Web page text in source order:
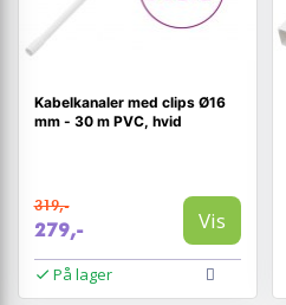
Kabelkanaler med clips Ø16
mm - 30 m PVC, hvid
319,-
279,- Vis
På lager